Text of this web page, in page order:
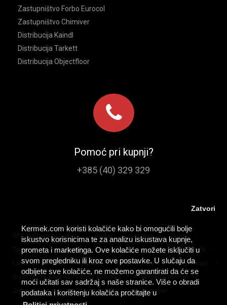
Kermek.com koristi kolačiće kako bi omogućili bolje
iskustvo korisnicima te za analizu iskustava kupnje,
prometa i marketinga. Ove kolačiće možete isključiti u
svom pregledniku ili kroz ove postavke. U slučaju da
odbijete sve kolačiće, ne možemo garantirati da će se
moći učitati sav sadržaj s naše stranice. Više o obradi
podataka i korištenju kolačića pročitajte u
Zatvori
Zastupništvo Forbo Eurocol
Zastupništvo Chimiver
Distribucija Kaindl
Distribucija Tarkett
Distribucija Objectfloor
Pomoć pri kupnji?
+385 (40) 329 329
SPC I LVT vinilni podovi / Laminat / Tepisi
Tapisoni / PVC podovi / Tepih staze / Lajsne / Profili
Lakovi za parkete / Ljepila / Umjetna trava / Predpremazi
Sredstva za čišćenje i zaštitu podova / Podloge za podove /
Zidne obloge / Zaštita za podove / Alat i pribor